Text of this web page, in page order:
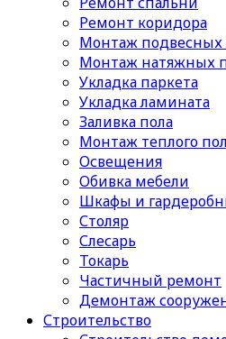
Ремонт коридора
Монтаж подвесных
Монтаж натяжных
Укладка паркета
Укладка ламината
Заливка пола
Монтаж теплого
Освещения
Обивка мебели
Шкафы и
Столяр
Слесарь
Токарь
Частичный ремонт
Демонтаж
Строительство